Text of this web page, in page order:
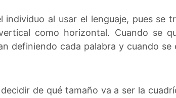
al usar el lenguaje, pues se
como horizontal. Cuando se
definiendo cada palabra y cuando se
de qué tamaño va a ser la